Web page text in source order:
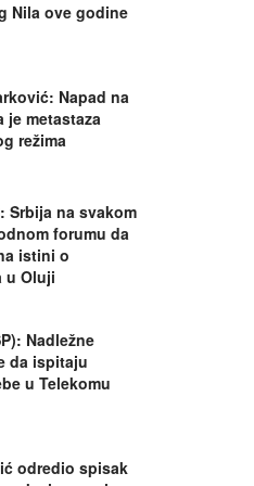
Nila ove godine
Napad na
je metastaza
režima
Srbija na svakom
forumu da
istini o
u Oluji
Nadležne
da ispitaju
u Telekomu
odredio spisak